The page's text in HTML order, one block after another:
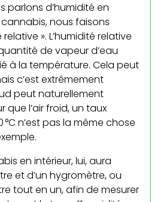
parlons d’humidité en
nous faisons
». L’humidité relative
de vapeur d’eau
à la température. Cela peut
c’est extrêmement
peut naturellement
l’air froid, un taux
°C n’est pas la même chose
en intérieur, lui, aura
et d’un hygromètre, ou
tout en un, afin de mesurer